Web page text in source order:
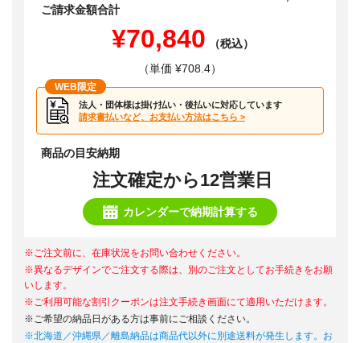
ご請求金額合計
¥70,840
（税込）
（単価 ¥708.4）
WEB限定
法人・団体様は掛け払い・後払いに対応しています
請求書払いなど、お支払い方法はこちら >
商品の目安納期
注文確定から12営業日
カレンダーで納期計算する
※ご注文前に、在庫状況をお問い合わせください。
※異なるデザインでご注文する際は、別のご注文としてお手続きをお願
いします。
※ご利用可能な割引クーポンは注文手続き画面にて適用いただけます。
※ご希望の納品日がある方は事前にご相談ください。
※北海道／沖縄県／離島納品は商品代以外に別途送料が発生します。お